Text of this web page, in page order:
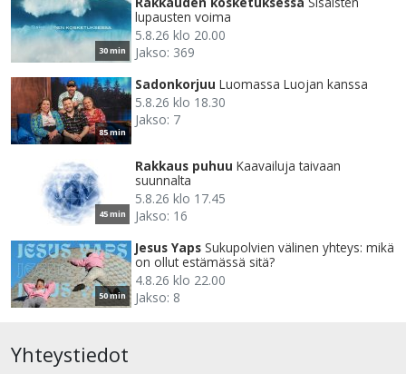
30 min
lupausten voima
5.8.26 klo 20.00
Jakso: 369
85 min
Sadonkorjuu Luomassa Luojan kanssa
5.8.26 klo 18.30
Jakso: 7
45 min
Rakkaus puhuu Kaavailuja taivaan
suunnalta
5.8.26 klo 17.45
Jakso: 16
50 min
Jesus Yaps Sukupolvien välinen yhteys: mikä
on ollut estämässä sitä?
4.8.26 klo 22.00
Jakso: 8
Yhteystiedot